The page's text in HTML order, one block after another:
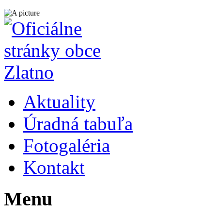
Aktuality
Úradná tabuľa
Fotogaléria
Kontakt
Menu